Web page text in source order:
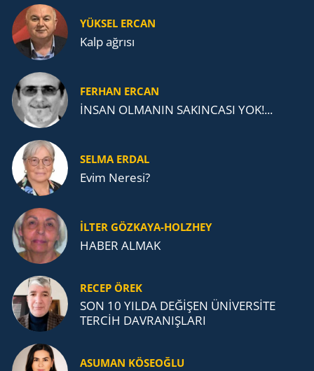
YÜKSEL ERCAN
Kalp ağrısı
FERHAN ERCAN
İNSAN OLMANIN SAKINCASI YOK!...
SELMA ERDAL
Evim Neresi?
İLTER GÖZKAYA-HOLZHEY
HABER ALMAK
RECEP ÖREK
SON 10 YILDA DEĞİŞEN ÜNİVERSİTE
TERCİH DAVRANIŞLARI
ASUMAN KÖSEOĞLU